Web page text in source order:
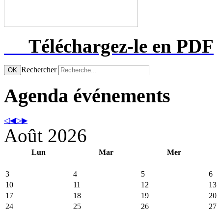
Téléchargez-le en PDF
OK Rechercher
Agenda événements
Août 2026
Lun Mar Mer
3 4 5
6
10
11 12
13
17
18 19
20
24
25 26
27